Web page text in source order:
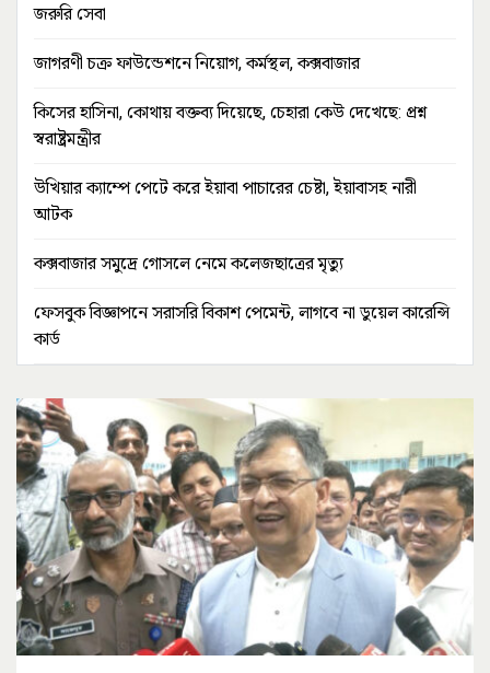
জরুরি সেবা
জাগরণী চক্র ফাউন্ডেশনে নিয়োগ, কর্মস্থল, কক্সবাজার
কিসের হাসিনা, কোথায় বক্তব্য দিয়েছে, চেহারা কেউ দেখেছে: প্রশ্ন
স্বরাষ্ট্রমন্ত্রীর
উখিয়ার ক্যাম্পে পেটে করে ইয়াবা পাচারের চেষ্টা, ইয়াবাসহ নারী
আটক
কক্সবাজার সমুদ্রে গোসলে নেমে কলেজছাত্রের মৃত্যু
ফেসবুক বিজ্ঞাপনে সরাসরি বিকাশ পেমেন্ট, লাগবে না ডুয়েল কারেন্সি
কার্ড